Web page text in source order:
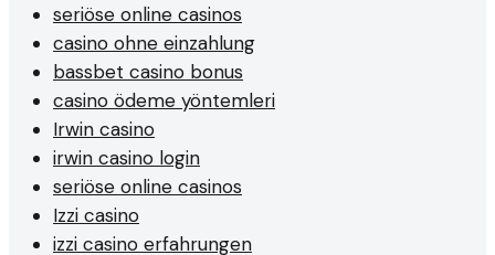
seriöse online casinos
casino ohne einzahlung
bassbet casino bonus
casino ödeme yöntemleri
Irwin casino
irwin casino login
seriöse online casinos
Izzi casino
izzi casino erfahrungen